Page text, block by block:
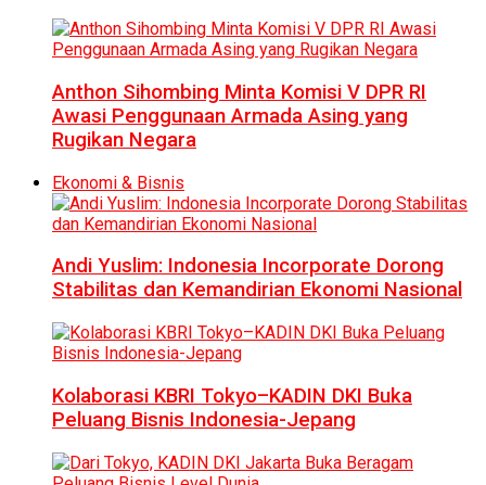
Anthon Sihombing Minta Komisi V DPR RI
Awasi Penggunaan Armada Asing yang
Rugikan Negara
Ekonomi & Bisnis
Andi Yuslim: Indonesia Incorporate Dorong
Stabilitas dan Kemandirian Ekonomi Nasional
Kolaborasi KBRI Tokyo–KADIN DKI Buka
Peluang Bisnis Indonesia-Jepang